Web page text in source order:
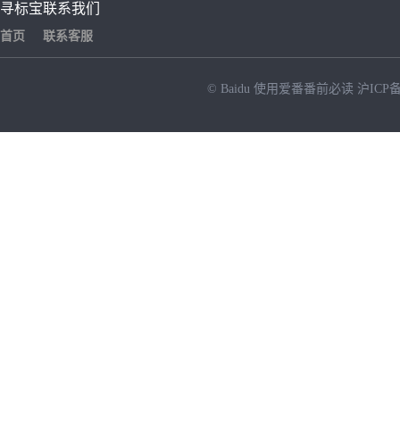
寻标宝
首页
联系我们
联系客服
© Baidu 使用爱番番前必读 沪ICP